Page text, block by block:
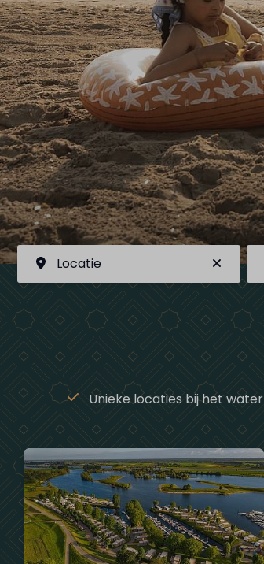
Locatie
Unieke locaties bij het water